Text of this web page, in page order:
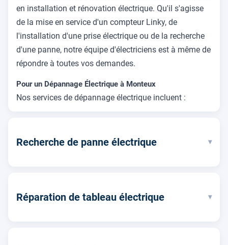
en installation et rénovation électrique. Qu'il s'agisse
de la mise en service d'un compteur Linky, de
l'installation d'une prise électrique ou de la recherche
d'une panne, notre équipe d'électriciens est à même de
répondre à toutes vos demandes.
Pour un Dépannage Électrique à Monteux
Nos services de dépannage électrique incluent :
Recherche de panne électrique ▾
Réparation de tableau électrique ▾